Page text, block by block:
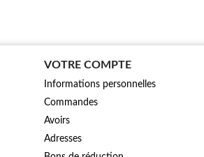
VOTRE COMPTE
Informations personnelles
Commandes
Avoirs
Adresses